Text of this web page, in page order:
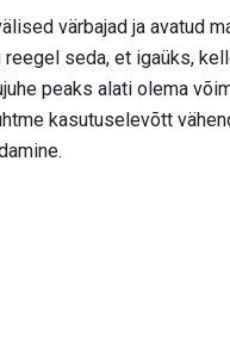
värbajad ja avatud
seda, et igaüks,
peaks alati olema
kasutuselevõtt